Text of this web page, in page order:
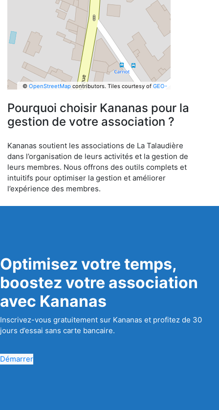
© OpenStreetMapcontributors. Tiles courtesy of GEO-
Pourquoi choisir Kananas pour la
gestion de votre association ?
Kananas soutient les associations de La Talaudière
dans l’organisation de leurs activités et la gestion de
leurs membres. Nous offrons des outils complets et
intuitifs pour optimiser la gestion et améliorer
l’expérience des membres.
Optimisez votre temps,
boostez votre association
avec Kananas
Inscrivez-vous gratuitement sur Kananas et profitez de 30
jours d’essai sans carte bancaire.
Démarrer